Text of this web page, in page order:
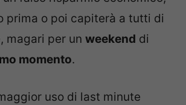
prima o poi capiterà a tutti di
magari per un weekend di
momento.
uso di last minute